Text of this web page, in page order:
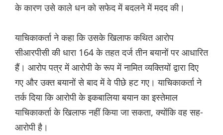
के कारण उसे काले धन को सफेद में बदलने में मदद की।
याचिकाकर्ता ने कहा कि उसके खिलाफ कथित आरोप
सीआरपीसी की धारा 164 के तहत दर्ज तीन बयानों पर आधारित
हैं। आरोप पत्र में आरोपी के रूप में नामित व्यक्तियों द्वारा दिए
गए और उक्त बयानों से बाद में वे पीछे हट गए। याचिकाकर्ता ने
तर्क दिया कि आरोपी के इकबालिया बयान का इस्तेमाल
याचिकाकर्ता के खिलाफ नहीं किया जा सकता, क्योंकि वह सह-
आरोपी है।